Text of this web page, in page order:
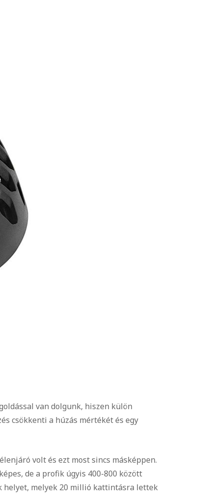
van dolgunk, hiszen külön
csökkenti a húzás mértékét és egy
volt és ezt most sincs másképpen.
de a profik úgyis 400-800 között
helyet, melyek 20 millió kattintásra lettek